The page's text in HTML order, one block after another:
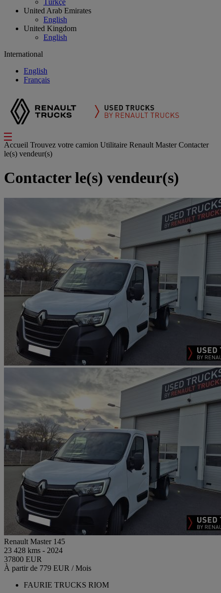
Türkçe
United Arab Emirates
English
United Kingdom
English
International
English
Français
Accueil Trouvez votre camion Utilitaire Renault MasterContacter
le(s) vendeur(s)
Contacter le(s) vendeur(s)
Renault Master 145
23 428 kms - 2024
37800 EUR
À partir de 779 EUR / Mois
FAURIE TRUCKS RIOM